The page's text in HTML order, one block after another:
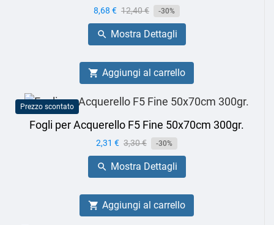
Prezzo
8,68 € Prezzo
base
12,40 € -30%
 Mostra Dettagli
 Aggiungi al carrello
Prezzo scontato
Fogli per Acquerello F5 Fine 50x70cm 300gr.
Prezzo
2,31 € Prezzo
base
3,30 € -30%
 Mostra Dettagli
 Aggiungi al carrello